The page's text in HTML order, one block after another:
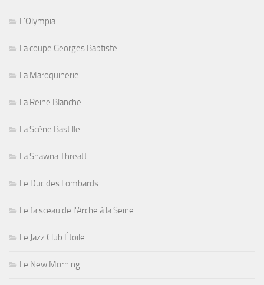
L'Olympia
La coupe Georges Baptiste
La Maroquinerie
La Reine Blanche
La Scène Bastille
La Shawna Threatt
Le Duc des Lombards
Le faisceau de l'Arche à la Seine
Le Jazz Club Étoile
Le New Morning